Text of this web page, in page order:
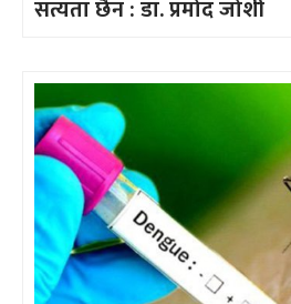
सत्यता छैन : डा. प्रमोद जोशी